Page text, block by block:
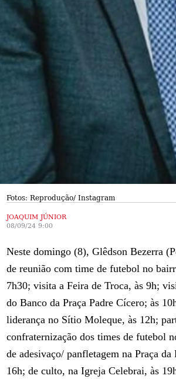
Fotos: Reprodução/ Instagram
JOAQUIM JÚNIOR
08/09/24 9:00
Neste domingo (8), Glêdson Bezerra
de reunião com time de futebol no
7h30; visita a Feira de Troca, às 9h;
do Banco da Praça Padre Cícero; às
liderança no Sítio Moleque, às 12h;
confraternização dos times de futebol
de adesivaço/ panfletagem na Praça
16h; de culto, na Igreja Celebrai, às